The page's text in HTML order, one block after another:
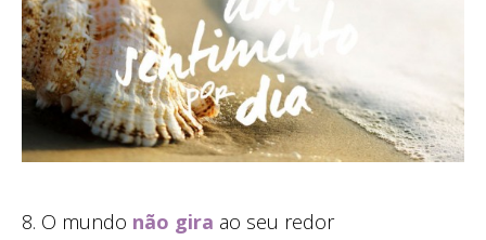
8. O mundo não gira ao seu redor